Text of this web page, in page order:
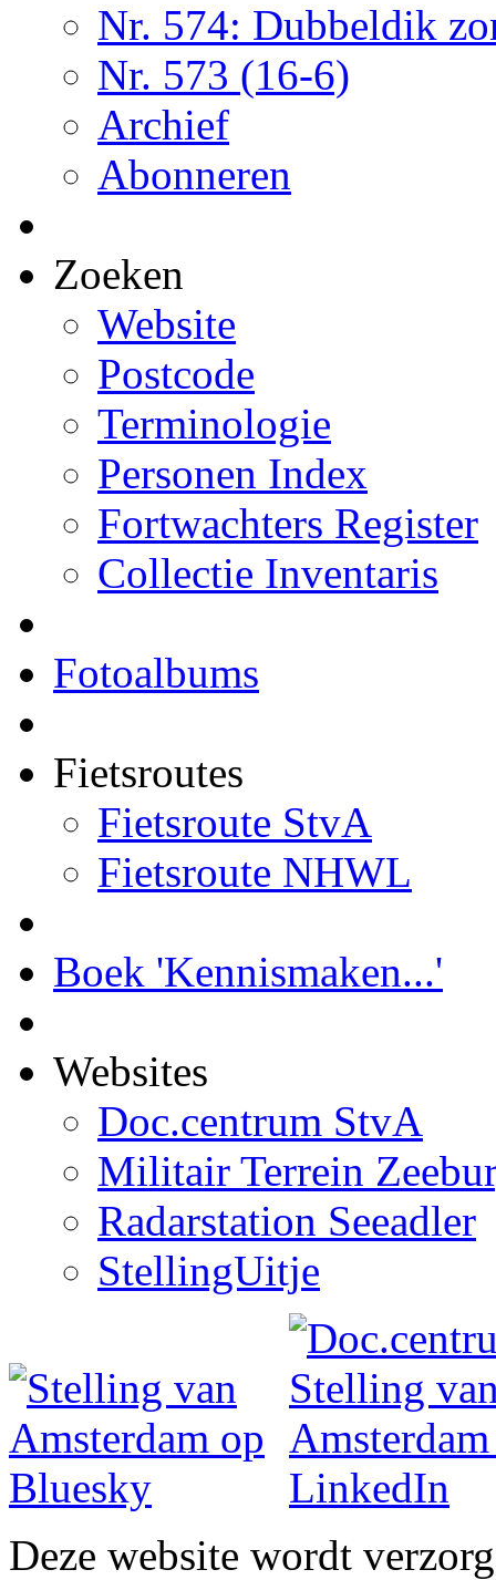
Nr. 574: Dubbeldik
Nr. 573 (16-6)
Archief
Abonneren
Zoeken
Website
Postcode
Terminologie
Personen Index
Fortwachters Register
Collectie Inventaris
Fotoalbums
Fietsroutes
Fietsroute StvA
Fietsroute NHWL
Boek 'Kennismaken...'
Websites
Doc.centrum StvA
Militair Terrein
Radarstation Seeadler
StellingUitje
Deze website wordt